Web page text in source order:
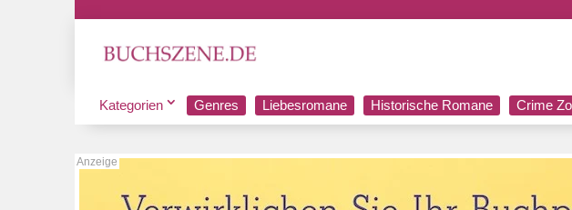
Kategorien Genres Liebesromane Historische Romane Crime